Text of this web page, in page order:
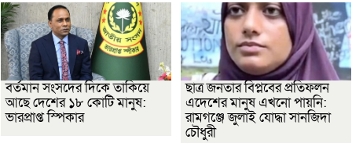
বর্তমান সংসদের দিকে তাকিয়ে
আছে দেশের ১৮ কোটি মানুষ:
ভারপ্রাপ্ত স্পিকার
ছাত্র জনতার বিপ্লবের প্রতিফলন
এদেশের মানুষ এখনো পায়নি:
রামগঞ্জে জুলাই যোদ্ধা সানজিদা
চৌধুরী